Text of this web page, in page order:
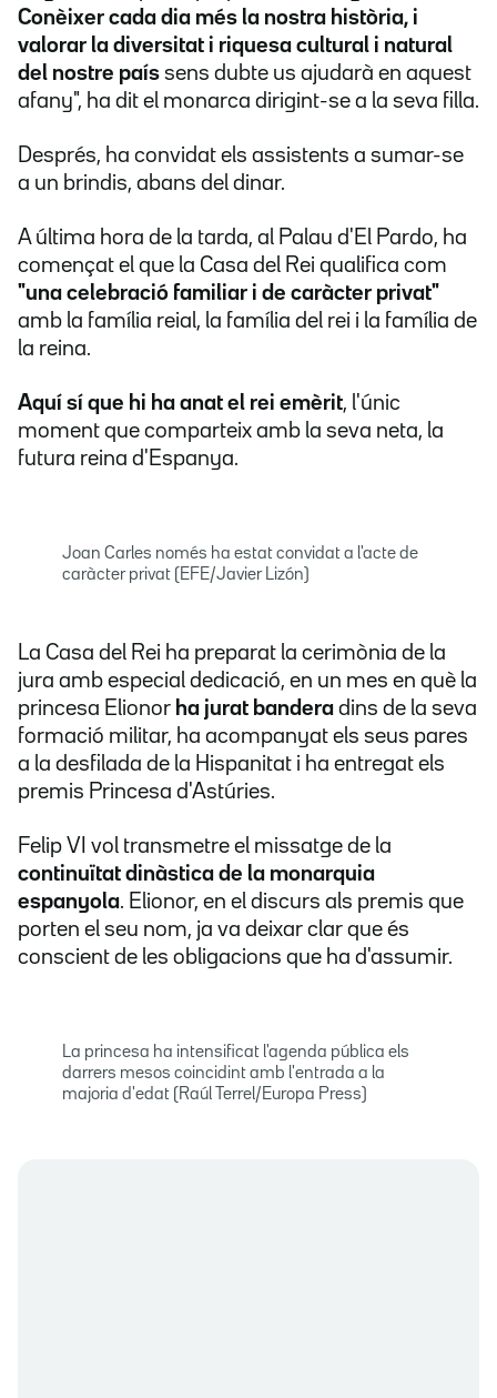
Conèixer cada dia més la nostra història, i
valorar la diversitat i riquesa cultural i natural
del nostre país sens dubte us ajudarà en aquest
afany", ha dit el monarca dirigint-se a la seva filla.
Després, ha convidat els assistents a sumar-se
a un brindis, abans del dinar.
A última hora de la tarda, al Palau d'El Pardo, ha
començat el que la Casa del Rei qualifica com
"una celebració familiar i de caràcter privat"
amb la família reial, la família del rei i la família de
la reina.
Aquí sí que hi ha anat el rei emèrit, l'únic
moment que comparteix amb la seva neta, la
futura reina d'Espanya.
Joan Carles només ha estat convidat a l'acte de
caràcter privat (EFE/Javier Lizón)
La Casa del Rei ha preparat la cerimònia de la
jura amb especial dedicació, en un mes en què la
princesa Elionor ha jurat bandera dins de la seva
formació militar, ha acompanyat els seus pares
a la desfilada de la Hispanitat i ha entregat els
premis Princesa d'Astúries.
Felip VI vol transmetre el missatge de la
continuïtat dinàstica de la monarquia
espanyola. Elionor, en el discurs als premis que
porten el seu nom, ja va deixar clar que és
conscient de les obligacions que ha d'assumir.
La princesa ha intensificat l'agenda pública els
darrers mesos coincidint amb l'entrada a la
majoria d'edat (Raúl Terrel/Europa Press)